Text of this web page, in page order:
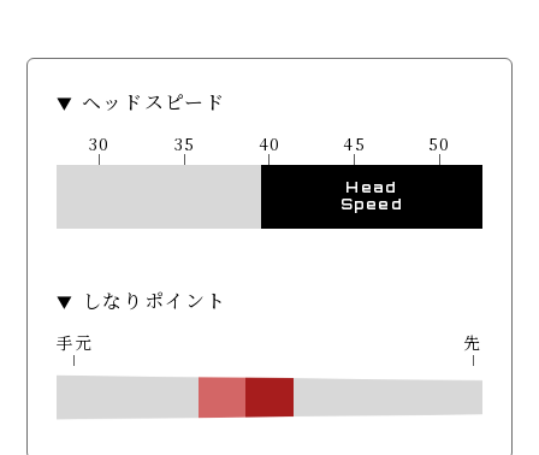
ヘッドスピード
30 35 40 45 50
Head
Speed
しなりポイント
手元 先